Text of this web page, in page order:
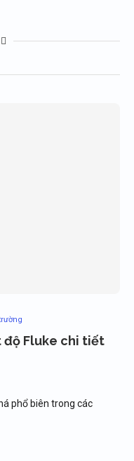
độ Fluke chi tiết
phổ biên trong các